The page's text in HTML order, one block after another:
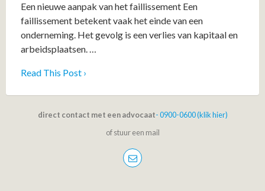
Een nieuwe aanpak van het faillissement Een
faillissement betekent vaak het einde van een
onderneming. Het gevolg is een verlies van kapitaal en
arbeidsplaatsen. …
Read This Post ›
direct contact met een advocaat- 0900-0600 (klik hier)
of stuur een mail